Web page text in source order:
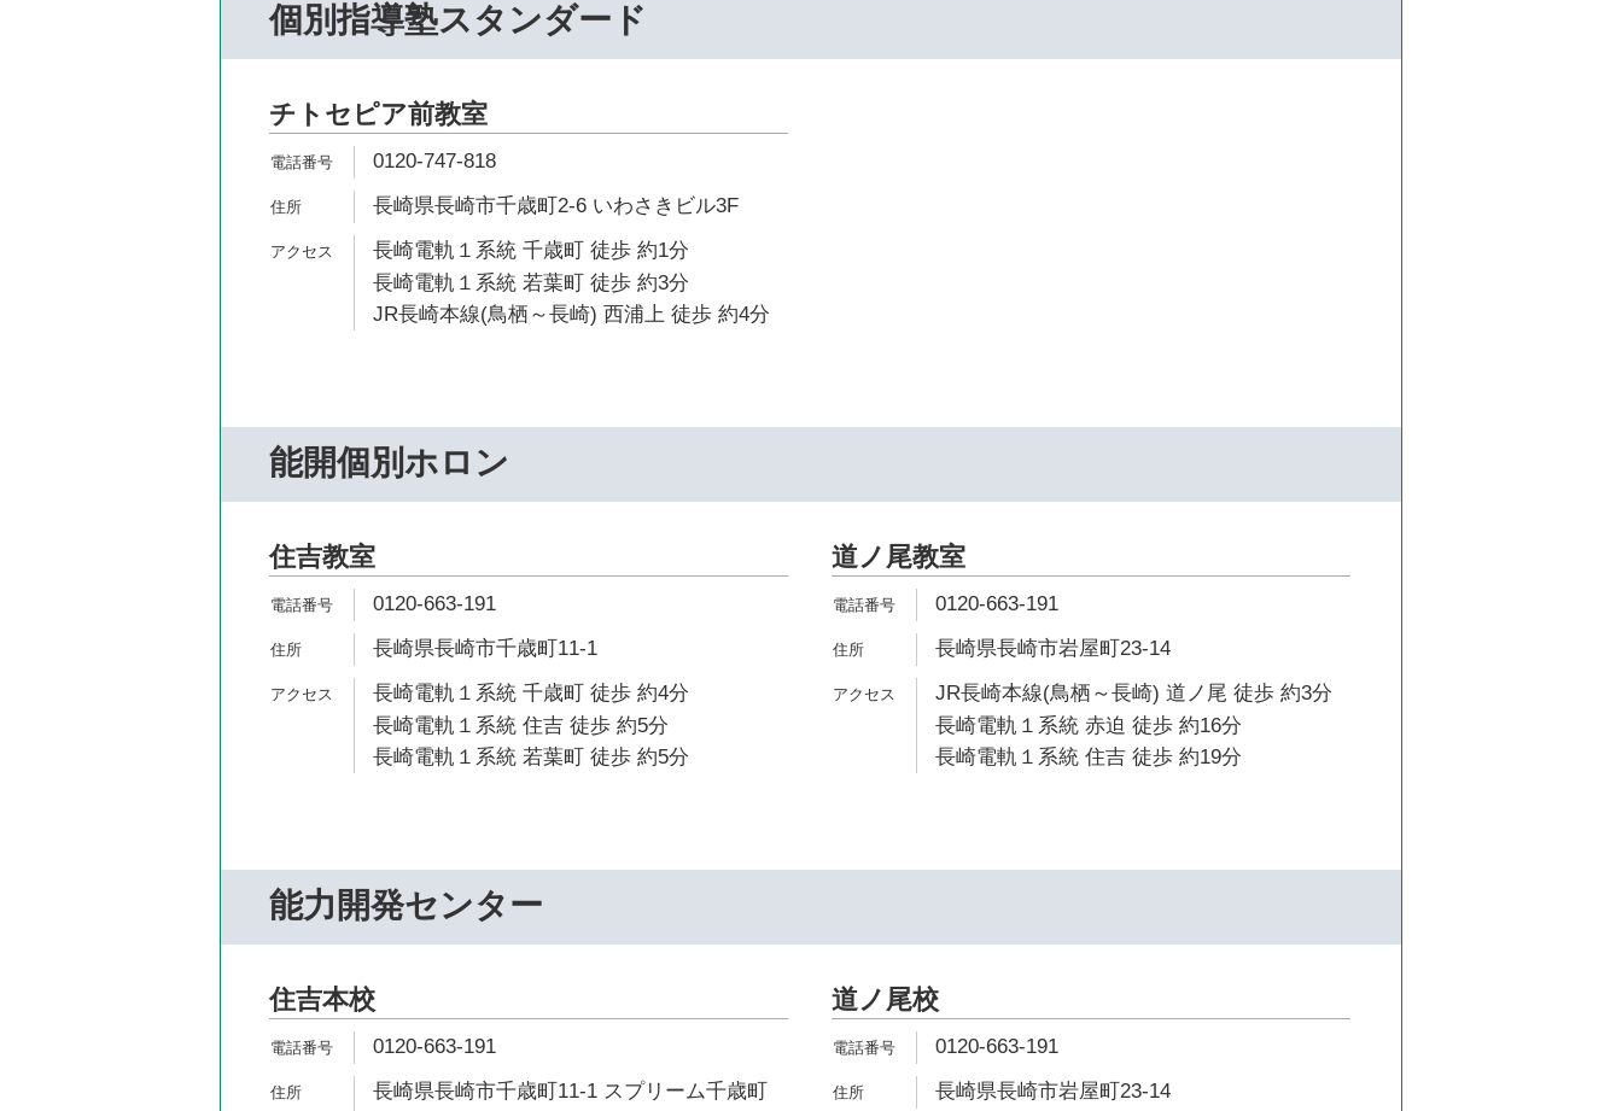
個別指導塾スタンダード
チトセピア前教室
0120-747-818
長崎県長崎市千歳町2-6 いわさきビル3F
長崎電軌１系統 千歳町 徒歩 約1分
長崎電軌１系統 若葉町 徒歩 約3分
JR長崎本線(鳥栖～長崎) 西浦上 徒歩 約4分
能開個別ホロン
住吉教室
0120-663-191
長崎県長崎市千歳町11-1
長崎電軌１系統 千歳町 徒歩 約4分
長崎電軌１系統 住吉 徒歩 約5分
長崎電軌１系統 若葉町 徒歩 約5分
道ノ尾教室
0120-663-191
長崎県長崎市岩屋町23-14
JR長崎本線(鳥栖～長崎) 道ノ尾 徒歩 約3分
長崎電軌１系統 赤迫 徒歩 約16分
長崎電軌１系統 住吉 徒歩 約19分
能力開発センター
住吉本校
0120-663-191
長崎県長崎市千歳町11-1 スプリーム千歳町
道ノ尾校
0120-663-191
長崎県長崎市岩屋町23-14